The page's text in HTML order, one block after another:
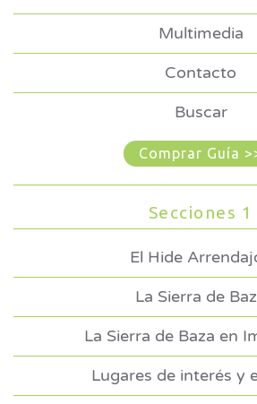
Multimedia
Contacto
Buscar
Comprar Guía
Secciones 1
El Hide
La Sierra de
La Sierra de Baza en
Lugares de interés y